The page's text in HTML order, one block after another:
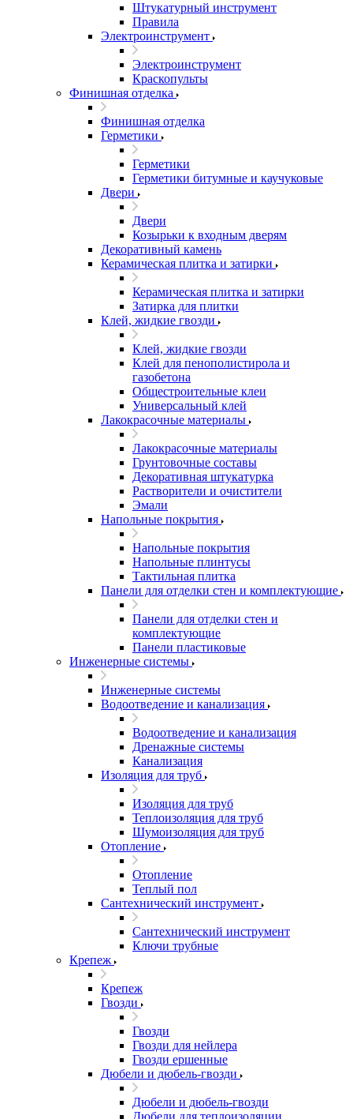
Штукатурный инструмент
Правила
Электроинструмент
Электроинструмент
Краскопульты
Финишная отделка
Финишная отделка
Герметики
Герметики
Герметики битумные и каучуковые
Двери
Двери
Козырьки к входным дверям
Декоративный камень
Керамическая плитка и затирки
Керамическая плитка и затирки
Затирка для плитки
Клей, жидкие гвозди
Клей, жидкие гвозди
Клей для пенополистирола и
газобетона
Общестроительные клеи
Универсальный клей
Лакокрасочные материалы
Лакокрасочные материалы
Грунтовочные составы
Декоративная штукатурка
Растворители и очистители
Эмали
Напольные покрытия
Напольные покрытия
Напольные плинтусы
Тактильная плитка
Панели для отделки стен и комплектующие
Панели для отделки стен и
комплектующие
Панели пластиковые
Инженерные системы
Инженерные системы
Водоотведение и канализация
Водоотведение и канализация
Дренажные системы
Канализация
Изоляция для труб
Изоляция для труб
Теплоизоляция для труб
Шумоизоляция для труб
Отопление
Отопление
Теплый пол
Сантехнический инструмент
Сантехнический инструмент
Ключи трубные
Крепеж
Крепеж
Гвозди
Гвозди
Гвозди для нейлера
Гвозди ершенные
Дюбели и дюбель-гвозди
Дюбели и дюбель-гвозди
Дюбели для теплоизоляции